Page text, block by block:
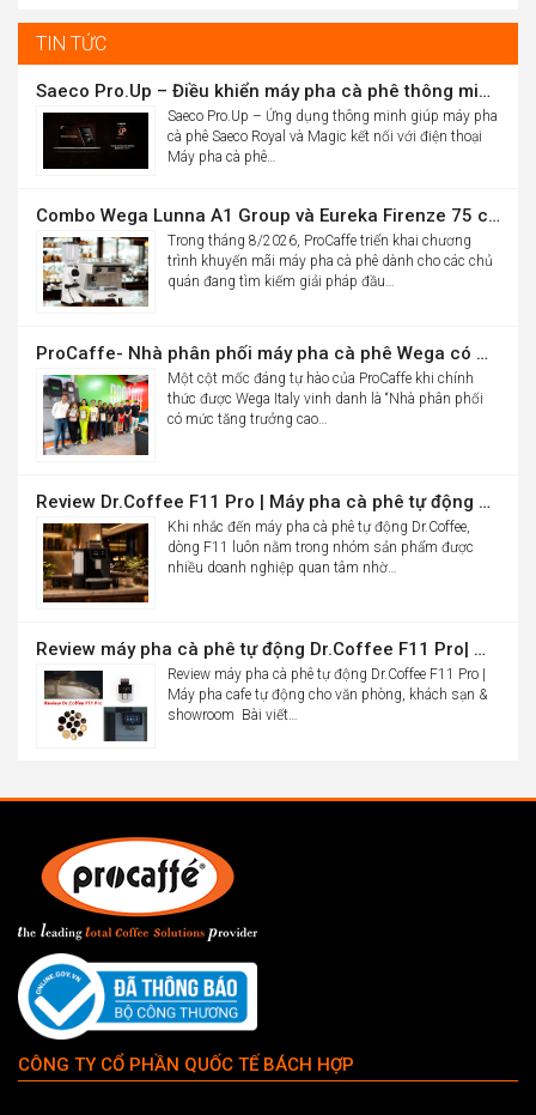
10.900.000đ.
TIN TỨC
Saeco Pro.Up – Điều khiển máy pha cà phê thông minh Saeco Royal & Magic bằng điện thoại
Saeco Pro.Up – Ứng dụng thông minh giúp máy pha
cà phê Saeco Royal và Magic kết nối với điện thoại
Máy pha cà phê…
Combo Wega Lunna A1 Group và Eureka Firenze 75 chỉ 61,9 triệu
Trong tháng 8/2026, ProCaffe triển khai chương
trình khuyến mãi máy pha cà phê dành cho các chủ
quán đang tìm kiếm giải pháp đầu…
ProCaffe- Nhà phân phối máy pha cà phê Wega có mức tăng trưởng cao nhất thế giới
Một cột mốc đáng tự hào của ProCaffe khi chính
thức được Wega Italy vinh danh là “Nhà phân phối
có mức tăng trưởng cao…
Review Dr.Coffee F11 Pro | Máy pha cà phê tự động cho văn phòng
Khi nhắc đến máy pha cà phê tự động Dr.Coffee,
dòng F11 luôn nằm trong nhóm sản phẩm được
nhiều doanh nghiệp quan tâm nhờ…
Review máy pha cà phê tự động Dr.Coffee F11 Pro| Máy pha cafe tự động cho văn phòng, khách sạn & showroom
Review máy pha cà phê tự động Dr.Coffee F11 Pro |
Máy pha cafe tự động cho văn phòng, khách sạn &
showroom Bài viết…
CÔNG TY CỔ PHẦN QUỐC TẾ BÁCH HỢP